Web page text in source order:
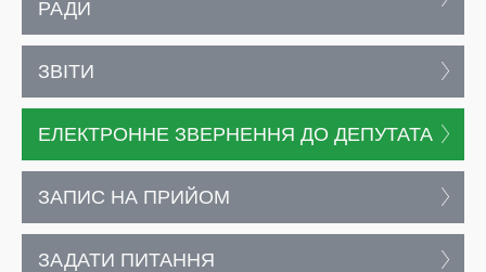
РАДИ
ЗВІТИ
ЕЛЕКТРОННЕ ЗВЕРНЕННЯ ДО ДЕПУТАТА
ЗАПИС НА ПРИЙОМ
ЗАДАТИ ПИТАННЯ